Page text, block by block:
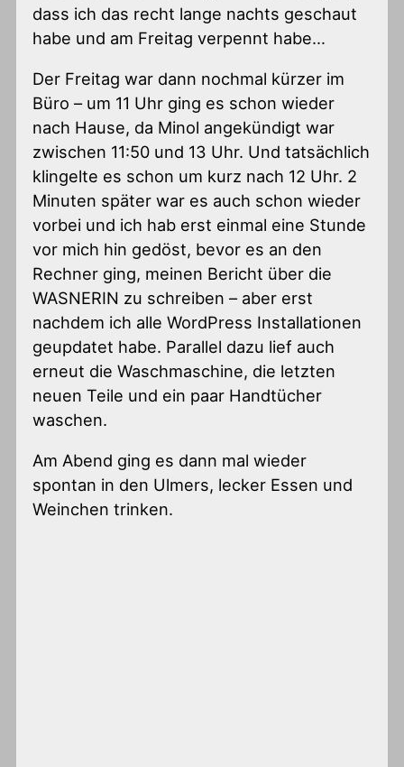
dass ich das recht lange nachts geschaut
habe und am Freitag verpennt habe…
Der Freitag war dann nochmal kürzer im
Büro – um 11 Uhr ging es schon wieder
nach Hause, da Minol angekündigt war
zwischen 11:50 und 13 Uhr. Und tatsächlich
klingelte es schon um kurz nach 12 Uhr. 2
Minuten später war es auch schon wieder
vorbei und ich hab erst einmal eine Stunde
vor mich hin gedöst, bevor es an den
Rechner ging, meinen Bericht über die
WASNERIN zu schreiben – aber erst
nachdem ich alle WordPress Installationen
geupdatet habe. Parallel dazu lief auch
erneut die Waschmaschine, die letzten
neuen Teile und ein paar Handtücher
waschen.
Am Abend ging es dann mal wieder
spontan in den Ulmers, lecker Essen und
Weinchen trinken.